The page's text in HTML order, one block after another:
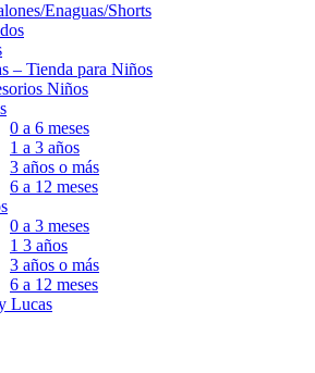
Enaguas/Shorts
– Tienda para Niños
Niños
0 a 6 meses
1 a 3 años
3 años o más
6 a 12 meses
0 a 3 meses
1 3 años
3 años o más
6 a 12 meses
Lucas